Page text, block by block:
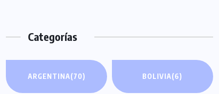
Categorías
ARGENTINA(70) BOLIVIA(6)